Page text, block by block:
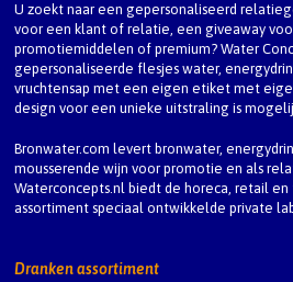
U zoekt naar een gepersonaliseerd
voor een klant of relatie, een giveaway
promotiemiddelen of premium? Water
gepersonaliseerde flesjes water,
vruchtensap met een eigen etiket met
design voor een unieke uitstraling is
Bronwater.com levert bronwater,
mousserende wijn voor promotie en als
Waterconcepts.nl biedt de horeca, retail
assortiment speciaal ontwikkelde private
Dranken assortiment